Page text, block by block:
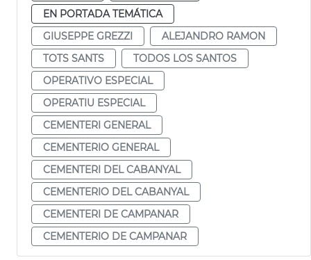
EN PORTADA TEMÁTICA
GIUSEPPE GREZZI
ALEJANDRO RAMON
TOTS SANTS
TODOS LOS SANTOS
OPERATIVO ESPECIAL
OPERATIU ESPECIAL
CEMENTERI GENERAL
CEMENTERIO GENERAL
CEMENTERI DEL CABANYAL
CEMENTERIO DEL CABANYAL
CEMENTERI DE CAMPANAR
CEMENTERIO DE CAMPANAR